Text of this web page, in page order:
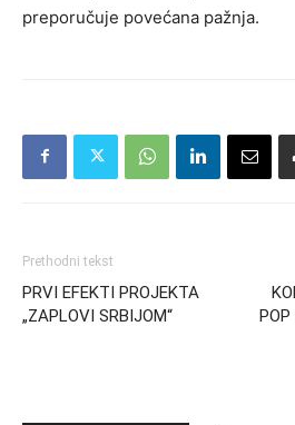
preporučuje povećana pažnja.
Prethodni tekst
PRVI EFEKTI PROJEKTA
„ZAPLOVI SRBIJOM“